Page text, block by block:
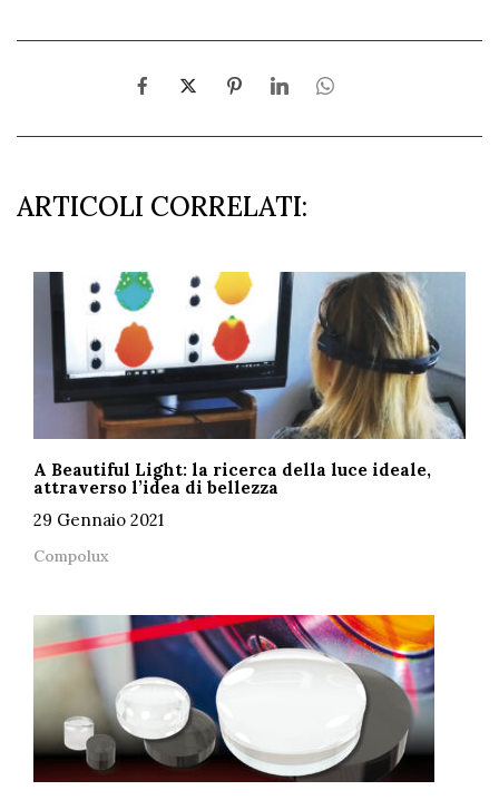
ARTICOLI CORRELATI:
A Beautiful Light: la ricerca della luce ideale,
attraverso l’idea di bellezza
29 Gennaio 2021
Compolux